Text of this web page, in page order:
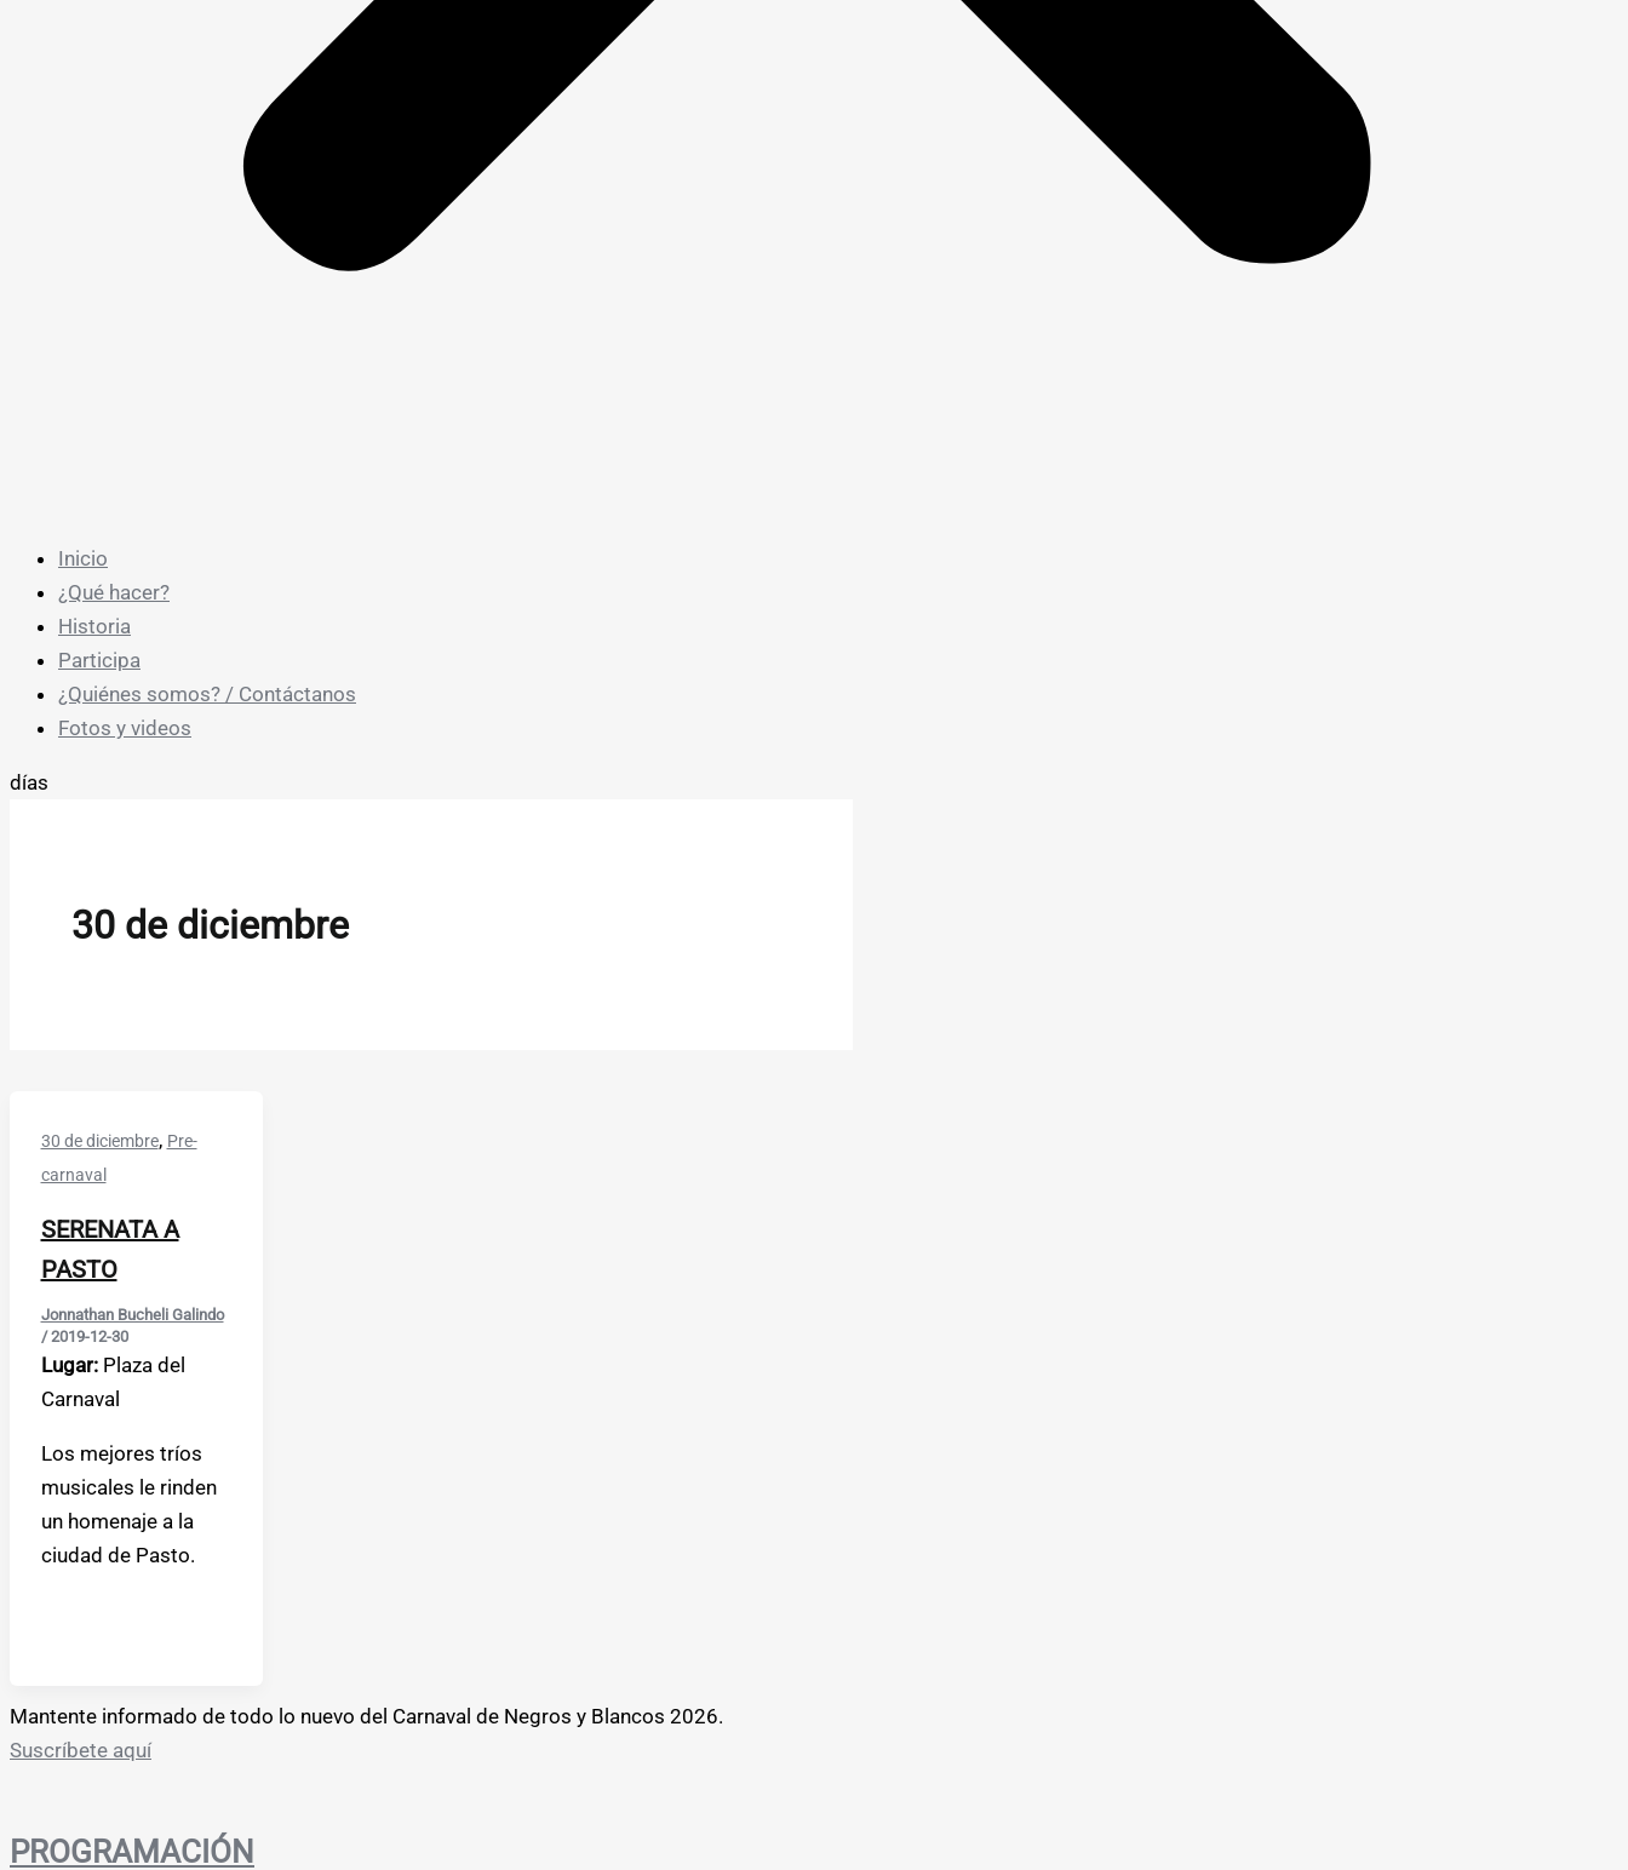
Inicio
¿Qué hacer?
Historia
Participa
¿Quiénes somos? / Contáctanos
Fotos y videos
días
30 de diciembre
30 de diciembre, Pre-
carnaval
SERENATA A
PASTO
Jonnathan Bucheli Galindo
/2019-12-30
Lugar:Plaza del
Carnaval
Los mejores tríos
musicales le rinden
un homenaje a la
ciudad de Pasto.
Mantente informado de todo lo nuevo del Carnaval de Negros y Blancos 2026.
Suscríbete aquí
PROGRAMACIÓN